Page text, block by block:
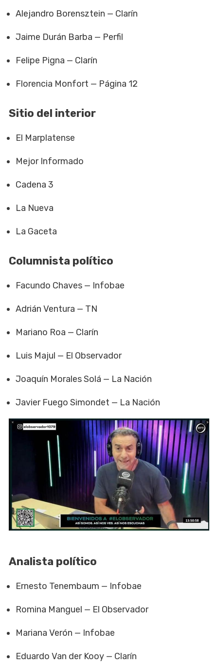
Alejandro Borensztein — Clarín
Jaime Durán Barba — Perfil
Felipe Pigna — Clarín
Florencia Monfort — Página 12
Sitio del interior
El Marplatense
Mejor Informado
Cadena 3
La Nueva
La Gaceta
Columnista político
Facundo Chaves — Infobae
Adrián Ventura — TN
Mariano Roa — Clarín
Luis Majul — El Observador
Joaquín Morales Solá — La Nación
Javier Fuego Simondet — La Nación
Analista político
Ernesto Tenembaum — Infobae
Romina Manguel — El Observador
Mariana Verón — Infobae
Eduardo Van der Kooy — Clarín